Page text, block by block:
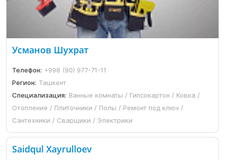
Усманов Шухрат
Телефон: +998 (90) 977-71-11
Регион: Ташкент
Специализация: Ванные комнаты / Гипсокартон / Ковка /
Отопление / Плиточники / Полы / Ремонт под ключ /
Сантехники / Сварщики / Электрики
Saidqul Xayrulloev